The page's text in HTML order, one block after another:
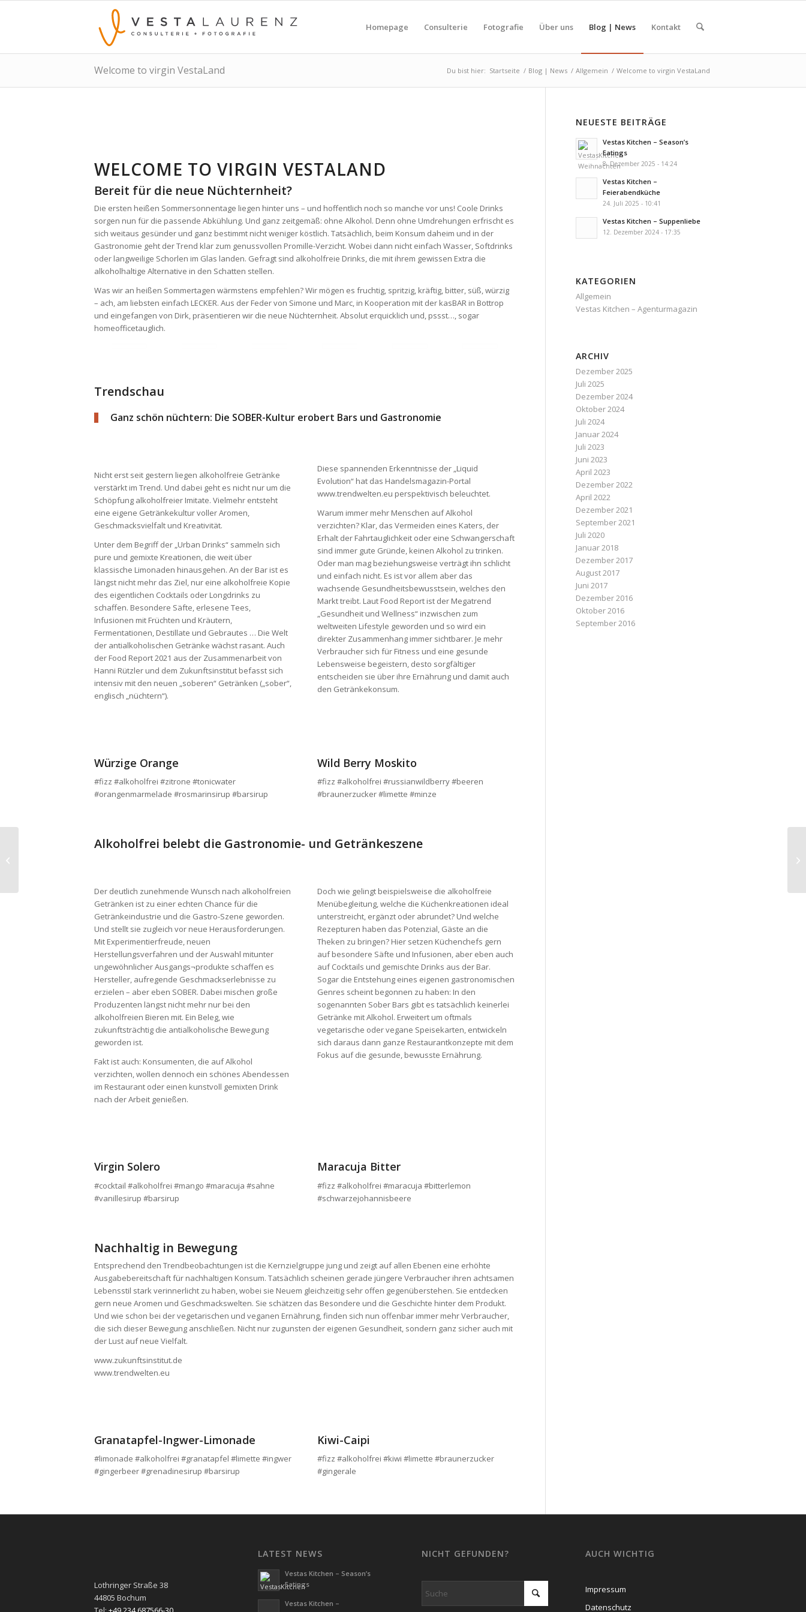
Homepage Consulterie Fotografie Über uns Blog | News Kontakt
Welcome to virgin VestaLand Du bist hier: Startseite / Blog | News / Allgemein / Welcome to virgin VestaLand
WELCOME TO VIRGIN VESTALAND
Bereit für die neue Nüchternheit?
Die ersten heißen Sommersonnentage liegen hinter uns – und hoffentlich noch so manche vor uns! Coole Drinks
sorgen nun für die passende Abkühlung. Und ganz zeitgemäß: ohne Alkohol. Denn ohne Umdrehungen erfrischt es
sich weitaus gesünder und ganz bestimmt nicht weniger köstlich. Tatsächlich, beim Konsum daheim und in der
Gastronomie geht der Trend klar zum genussvollen Promille-Verzicht. Wobei dann nicht einfach Wasser, Softdrinks
oder langweilige Schorlen im Glas landen. Gefragt sind alkoholfreie Drinks, die mit ihrem gewissen Extra die
alkoholhaltige Alternative in den Schatten stellen.
Was wir an heißen Sommertagen wärmstens empfehlen? Wir mögen es fruchtig, spritzig, kräftig, bitter, süß, würzig
– ach, am liebsten einfach LECKER. Aus der Feder von Simone und Marc, in Kooperation mit der kasBAR in Bottrop
und eingefangen von Dirk, präsentieren wir die neue Nüchternheit. Absolut erquicklich und, pssst…, sogar
homeofficetauglich.
Trendschau
Ganz schön nüchtern: Die SOBER-Kultur erobert Bars und Gastronomie
Nicht erst seit gestern liegen alkoholfreie Getränke
verstärkt im Trend. Und dabei geht es nicht nur um die
Schöpfung alkoholfreier Imitate. Vielmehr entsteht
eine eigene Getränkekultur voller Aromen,
Geschmacksvielfalt und Kreativität.
Unter dem Begriff der „Urban Drinks“ sammeln sich
pure und gemixte Kreationen, die weit über
klassische Limonaden hinausgehen. An der Bar ist es
längst nicht mehr das Ziel, nur eine alkoholfreie Kopie
des eigentlichen Cocktails oder Longdrinks zu
schaffen. Besondere Säfte, erlesene Tees,
Infusionen mit Früchten und Kräutern,
Fermentationen, Destillate und Gebrautes … Die Welt
der antialkoholischen Getränke wächst rasant. Auch
der Food Report 2021 aus der Zusammenarbeit von
Hanni Rützler und dem Zukunftsinstitut befasst sich
intensiv mit den neuen „soberen“ Getränken („sober“,
englisch „nüchtern“).
Diese spannenden Erkenntnisse der „Liquid
Evolution“ hat das Handelsmagazin-Portal
www.trendwelten.eu perspektivisch beleuchtet.
Warum immer mehr Menschen auf Alkohol
verzichten? Klar, das Vermeiden eines Katers, der
Erhalt der Fahrtauglichkeit oder eine Schwangerschaft
sind immer gute Gründe, keinen Alkohol zu trinken.
Oder man mag beziehungsweise verträgt ihn schlicht
und einfach nicht. Es ist vor allem aber das
wachsende Gesundheitsbewusstsein, welches den
Markt treibt. Laut Food Report ist der Megatrend
„Gesundheit und Wellness“ inzwischen zum
weltweiten Lifestyle geworden und so wird ein
direkter Zusammenhang immer sichtbarer. Je mehr
Verbraucher sich für Fitness und eine gesunde
Lebensweise begeistern, desto sorgfältiger
entscheiden sie über ihre Ernährung und damit auch
den Getränkekonsum.
Würzige Orange
#fizz #alkoholfrei #zitrone #tonicwater
#orangenmarmelade #rosmarinsirup #barsirup
Wild Berry Moskito
#fizz #alkoholfrei #russianwildberry #beeren
#braunerzucker #limette #minze
Alkoholfrei belebt die Gastronomie- und Getränkeszene
Der deutlich zunehmende Wunsch nach alkoholfreien
Getränken ist zu einer echten Chance für die
Getränkeindustrie und die Gastro-Szene geworden.
Und stellt sie zugleich vor neue Herausforderungen.
Mit Experimentierfreude, neuen
Herstellungsverfahren und der Auswahl mitunter
ungewöhnlicher Ausgangs¬produkte schaffen es
Hersteller, aufregende Geschmackserlebnisse zu
erzielen – aber eben SOBER. Dabei mischen große
Produzenten längst nicht mehr nur bei den
alkoholfreien Bieren mit. Ein Beleg, wie
zukunftsträchtig die antialkoholische Bewegung
geworden ist.
Fakt ist auch: Konsumenten, die auf Alkohol
verzichten, wollen dennoch ein schönes Abendessen
im Restaurant oder einen kunstvoll gemixten Drink
nach der Arbeit genießen.
Doch wie gelingt beispielsweise die alkoholfreie
Menübegleitung, welche die Küchenkreationen ideal
unterstreicht, ergänzt oder abrundet? Und welche
Rezepturen haben das Potenzial, Gäste an die
Theken zu bringen? Hier setzen Küchenchefs gern
auf besondere Säfte und Infusionen, aber eben auch
auf Cocktails und gemischte Drinks aus der Bar.
Sogar die Entstehung eines eigenen gastronomischen
Genres scheint begonnen zu haben: In den
sogenannten Sober Bars gibt es tatsächlich keinerlei
Getränke mit Alkohol. Erweitert um oftmals
vegetarische oder vegane Speisekarten, entwickeln
sich daraus dann ganze Restaurantkonzepte mit dem
Fokus auf die gesunde, bewusste Ernährung.
Virgin Solero
#cocktail #alkoholfrei #mango #maracuja #sahne
#vanillesirup #barsirup
Maracuja Bitter
#fizz #alkoholfrei #maracuja #bitterlemon
#schwarzejohannisbeere
Nachhaltig in Bewegung
Entsprechend den Trendbeobachtungen ist die Kernzielgruppe jung und zeigt auf allen Ebenen eine erhöhte
Ausgabebereitschaft für nachhaltigen Konsum. Tatsächlich scheinen gerade jüngere Verbraucher ihren achtsamen
Lebensstil stark verinnerlicht zu haben, wobei sie Neuem gleichzeitig sehr offen gegenüberstehen. Sie entdecken
gern neue Aromen und Geschmackswelten. Sie schätzen das Besondere und die Geschichte hinter dem Produkt.
Und wie schon bei der vegetarischen und veganen Ernährung, finden sich nun offenbar immer mehr Verbraucher,
die sich dieser Bewegung anschließen. Nicht nur zugunsten der eigenen Gesundheit, sondern ganz sicher auch mit
der Lust auf neue Vielfalt.
www.zukunftsinstitut.de
www.trendwelten.eu
Granatapfel-Ingwer-Limonade
#limonade #alkoholfrei #granatapfel #limette #ingwer
#gingerbeer #grenadinesirup #barsirup
Kiwi-Caipi
#fizz #alkoholfrei #kiwi #limette #braunerzucker
#gingerale
NEUESTE BEITRÄGE
Vestas Kitchen – Season’s
Eatings
8. Dezember 2025 - 14:24
Vestas Kitchen –
Feierabendküche
24. Juli 2025 - 10:41
Vestas Kitchen – Suppenliebe
12. Dezember 2024 - 17:35
KATEGORIEN
Allgemein
Vestas Kitchen – Agenturmagazin
ARCHIV
Dezember 2025
Juli 2025
Dezember 2024
Oktober 2024
Juli 2024
Januar 2024
Juli 2023
Juni 2023
April 2023
Dezember 2022
April 2022
Dezember 2021
September 2021
Juli 2020
Januar 2018
Dezember 2017
August 2017
Juni 2017
Dezember 2016
Oktober 2016
September 2016
Lothringer Straße 38
44805 Bochum
LATEST NEWS
Vestas Kitchen – Season’s
Eatings
Vestas Kitchen –
NICHT GEFUNDEN? AUCH WICHTIG
Impressum
Datenschutz